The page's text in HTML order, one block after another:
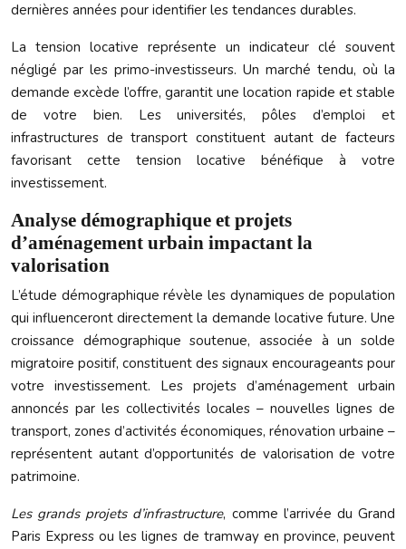
dernières années pour identifier les tendances durables.
La tension locative représente un indicateur clé souvent
négligé par les primo-investisseurs. Un marché tendu, où la
demande excède l’offre, garantit une location rapide et stable
de votre bien. Les universités, pôles d’emploi et
infrastructures de transport constituent autant de facteurs
favorisant cette tension locative bénéfique à votre
investissement.
Analyse démographique et projets
d’aménagement urbain impactant la
valorisation
L’étude démographique révèle les dynamiques de population
qui influenceront directement la demande locative future. Une
croissance démographique soutenue, associée à un solde
migratoire positif, constituent des signaux encourageants pour
votre investissement. Les projets d’aménagement urbain
annoncés par les collectivités locales – nouvelles lignes de
transport, zones d’activités économiques, rénovation urbaine –
représentent autant d’opportunités de valorisation de votre
patrimoine.
Les grands projets d’infrastructure, comme l’arrivée du Grand
Paris Express ou les lignes de tramway en province, peuvent